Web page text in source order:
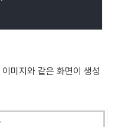
미지와 같은 화면이 생성